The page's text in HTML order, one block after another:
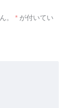
。 * が付いてい